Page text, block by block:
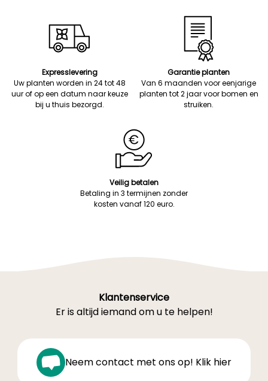
Expresslevering
Uw planten worden in 24 tot 48
uur of op een datum naar keuze
bij u thuis bezorgd.
Garantie planten
Van 6 maanden voor eenjarige
planten tot 2 jaar voor bomen en
struiken.
Veilig betalen
Betaling in 3 termijnen zonder
kosten vanaf 120 euro.
Klantenservice
Er is altijd iemand om u te helpen!
Neem contact met ons op! Klik hier